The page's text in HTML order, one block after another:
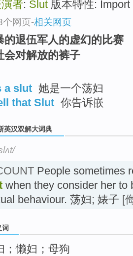
者: Slut 版本特性:
个网页-相关网页
的退伍军人的虚幻的比赛
会对解放的裤子
a slut 她是一个荡妇
that Slut 你告诉嵌
英汉双解大词典
People sometimes
when they consider her to
behaviour. 荡妇; 婊子 [
词
；懒妇；母狗